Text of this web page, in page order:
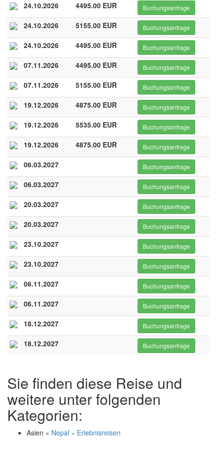
24.10.2026
4495.00 EUR Buchungsanfrage
24.10.2026 5155.00 EUR Buchungsanfrage
24.10.2026 4495.00 EUR Buchungsanfrage
07.11.2026 4495.00 EUR Buchungsanfrage
07.11.2026 5155.00 EUR Buchungsanfrage
19.12.2026 4875.00 EUR Buchungsanfrage
19.12.2026 5535.00 EUR Buchungsanfrage
19.12.2026 4875.00 EUR Buchungsanfrage
06.03.2027 Buchungsanfrage
06.03.2027 Buchungsanfrage
20.03.2027 Buchungsanfrage
20.03.2027 Buchungsanfrage
23.10.2027 Buchungsanfrage
23.10.2027 Buchungsanfrage
06.11.2027 Buchungsanfrage
06.11.2027 Buchungsanfrage
18.12.2027 Buchungsanfrage
18.12.2027 Buchungsanfrage
Sie finden diese Reise und
weitere unter folgenden
Kategorien:
Asien » Nepal » Erlebnisreisen